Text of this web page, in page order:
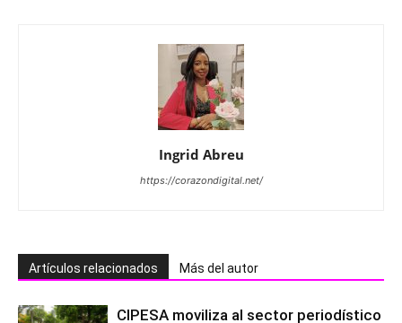
Ingrid Abreu
https://corazondigital.net/
Artículos relacionados Más del autor
CIPESA moviliza al sector periodístico